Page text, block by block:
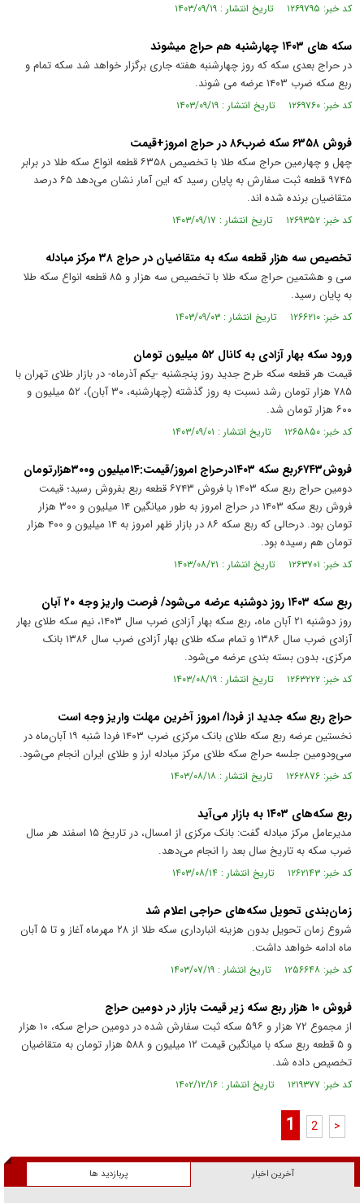
کد خبر: ۱۲۶۹۷۹۵ تاریخ انتشار : ۱۴۰۳/۰۹/۱۹
سکه های ۱۴۰۳ چهارشنبه هم حراج میشوند
در حراج بعدی سکه که روز چهارشنبه هفته جاری برگزار خواهد شد سکه تمام و
ربع سکه ضرب ۱۴۰۳ عرضه می شوند.
کد خبر: ۱۲۶۹۷۶۰ تاریخ انتشار : ۱۴۰۳/۰۹/۱۹
فروش ۶۳۵۸ سکه ضرب۸۶ در حراج امروز+قیمت
چهل و چهارمین حراج سکه طلا با تخصیص ۶۳۵۸ قطعه انواع سکه طلا در برابر
۹۷۴۵ قطعه ثبت سفارش به پایان رسید که این آمار نشان می‌دهد ۶۵ درصد
متقاضیان برنده شده اند.
کد خبر: ۱۲۶۹۳۵۲ تاریخ انتشار : ۱۴۰۳/۰۹/۱۷
تخصیص سه هزار قطعه سکه به متقاضیان در حراج ۳۸ مرکز مبادله
سی و هشتمین حراج سکه طلا با تخصیص سه هزار و ۸۵ قطعه انواع سکه طلا
به پایان رسید.
کد خبر: ۱۲۶۶۲۱۰ تاریخ انتشار : ۱۴۰۳/۰۹/۰۳
ورود سکه بهار آزادی به کانال ۵۲ میلیون تومان
قیمت هر قطعه سکه طرح جدید روز پنجشنبه -یکم آذرماه- در بازار طلای تهران با
۷۸۵ هزار تومان رشد نسبت به روز گذشته (چهارشنبه، ۳۰ آبان)، ۵۲ میلیون و
۶۰۰ هزار تومان شد.
کد خبر: ۱۲۶۵۸۵۰ تاریخ انتشار : ۱۴۰۳/۰۹/۰۱
فروش۶۷۴۳ربع سکه ۱۴۰۳درحراج امروز/قیمت:۱۴میلیون و۳۰۰هزارتومان
دومین حراج ربع سکه ۱۴۰۳ با فروش ۶۷۴۳ قطعه ربع بفروش رسید؛ قیمت
فروش ربع سکه ۱۴۰۳ در حراج امروز به طور میانگین ۱۴ میلیون و ۳۰۰ هزار
تومان بود. درحالی که ربع سکه ۸۶ در بازار ظهر امروز به ۱۴ میلیون و ۴۰۰ هزار
تومان هم رسیده بود.
کد خبر: ۱۲۶۳۷۰۱ تاریخ انتشار : ۱۴۰۳/۰۸/۲۱
ربع سکه ۱۴۰۳ روز دوشنبه عرضه می‌شود/ فرصت واریز وجه ۲۰ آبان
روز دوشنبه ۲۱ آبان ماه، ربع سکه بهار آزادی ضرب سال ۱۴۰۳، نیم سکه طلای بهار
آزادی ضرب سال ۱۳۸۶ و تمام سکه طلای بهار آزادی ضرب سال ۱۳۸۶ بانک
مرکزی، بدون بسته بندی عرضه می‌شود.
کد خبر: ۱۲۶۳۲۲۲ تاریخ انتشار : ۱۴۰۳/۰۸/۱۹
حراج ربع سکه جدید از فردا/ امروز آخرین مهلت واریز وجه است
نخستین عرضه ربع سکه طلای بانک مرکزی ضرب ۱۴۰۳ فردا شنبه ۱۹ آبان‌ماه در
سی‌ودومین جلسه حراج سکه طلای مرکز مبادله ارز و طلای ایران انجام می‌شود.
کد خبر: ۱۲۶۲۸۷۶ تاریخ انتشار : ۱۴۰۳/۰۸/۱۸
ربع سکه‌های ۱۴۰۳ به بازار می‌آید
مدیرعامل مرکز مبادله گفت: بانک مرکزی از امسال، در تاریخ ۱۵ اسفند هر سال
ضرب سکه به تاریخ سال بعد را انجام می‌دهد.
کد خبر: ۱۲۶۲۱۴۳ تاریخ انتشار : ۱۴۰۳/۰۸/۱۴
زمان‌بندی تحویل سکه‌های حراجی اعلام شد
شروع زمان تحویل بدون هزینه انبارداری سکه طلا از ۲۸ مهرماه آغاز و تا ۵ آبان
ماه ادامه خواهد داشت.
کد خبر: ۱۲۵۶۶۴۸ تاریخ انتشار : ۱۴۰۳/۰۷/۱۹
فروش ۱۰ هزار ربع سکه زیر قیمت بازار در دومین حراج
از مجموع ۷۲ هزار و ۵۹۶ سکه ثبت سفارش شده در دومین حراج سکه، ۱۰ هزار
و ۵ قطعه ربع سکه با میانگین قیمت ۱۲ میلیون و ۵۸۸ هزار تومان به متقاضیان
تخصیص داده شد.
کد خبر: ۱۲۱۹۳۷۷ تاریخ انتشار : ۱۴۰۲/۱۲/۱۶
1 2 >
آخرین اخبار پربازدید ها